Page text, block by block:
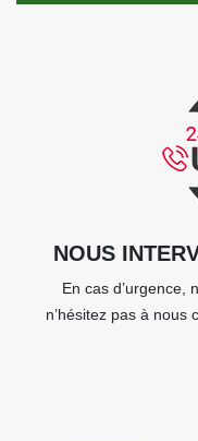
NOUS
En cas d’urgence,
n’hésitez pas à nous